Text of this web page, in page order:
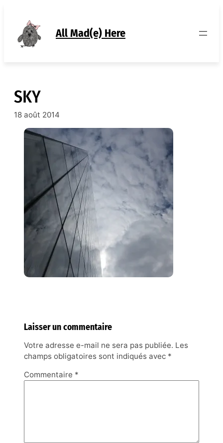
contenu
All Mad(e) Here
SKY
18 août 2014
Laisser un commentaire
Votre adresse e-mail ne sera pas publiée. Les
champs obligatoires sont indiqués avec *
Commentaire *